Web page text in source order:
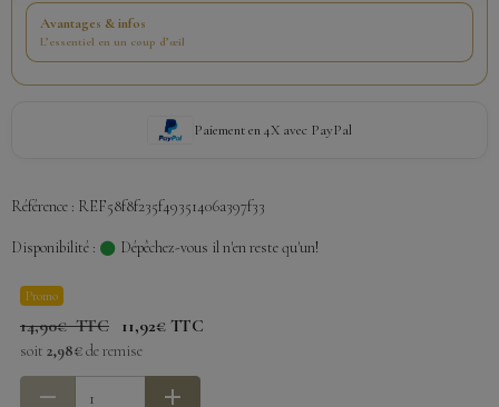
Avantages & infos
L’essentiel en un coup d’œil
Paiement en 4X avec PayPal
Référence : REF58f8f235f49351406a397f33
Disponibilité : Dépêchez-vous il n'en reste qu'un!
Promo
14,90€ TTC 11,92€ TTC
soit 2,98€de remise